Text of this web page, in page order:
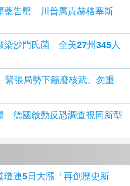
藥告罄 川普厲責赫格塞斯
染沙門氏菌 全美27州345人
張局勢下籲廢核武、勿重
德國啟動反恐調查視同新型
瓊連5日大漲「再創歷史新